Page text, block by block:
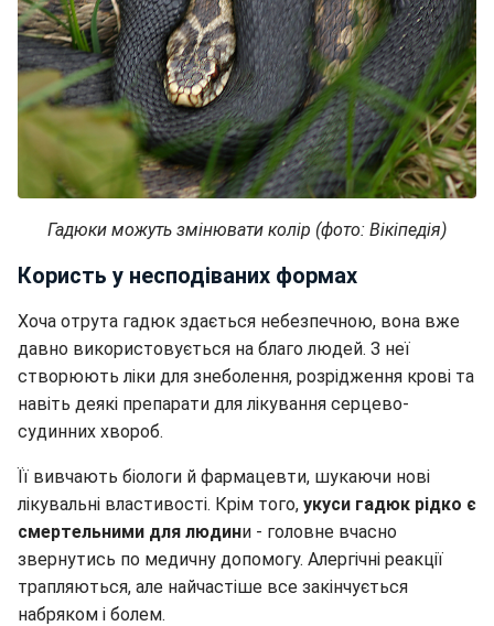
Гадюки можуть змінювати колір (фото: Вікіпедія)
Користь у несподіваних формах
Хоча отрута гадюк здається небезпечною, вона вже
давно використовується на благо людей. З неї
створюють ліки для знеболення, розрідження крові та
навіть деякі препарати для лікування серцево-
судинних хвороб.
Її вивчають біологи й фармацевти, шукаючи нові
лікувальні властивості. Крім того, укуси гадюк рідко є
смертельними для людини - головне вчасно
звернутись по медичну допомогу. Алергічні реакції
трапляються, але найчастіше все закінчується
набряком і болем.